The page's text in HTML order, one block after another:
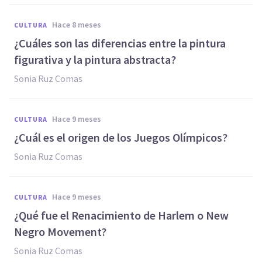
CULTURA hace 8 meses
¿Cuáles son las diferencias entre la pintura
figurativa y la pintura abstracta?
Sonia Ruz Comas
CULTURA hace 9 meses
¿Cuál es el origen de los Juegos Olímpicos?
Sonia Ruz Comas
CULTURA hace 9 meses
¿Qué fue el Renacimiento de Harlem o New
Negro Movement?
Sonia Ruz Comas